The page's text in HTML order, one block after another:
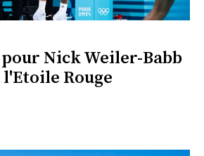
pour Nick Weiler-Babb
l'Etoile Rouge